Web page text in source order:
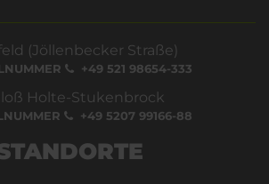
(Jöllenbecker Straße)
+49 521 98654-333
Holte-Stukenbrock
+49 5207 99166-88